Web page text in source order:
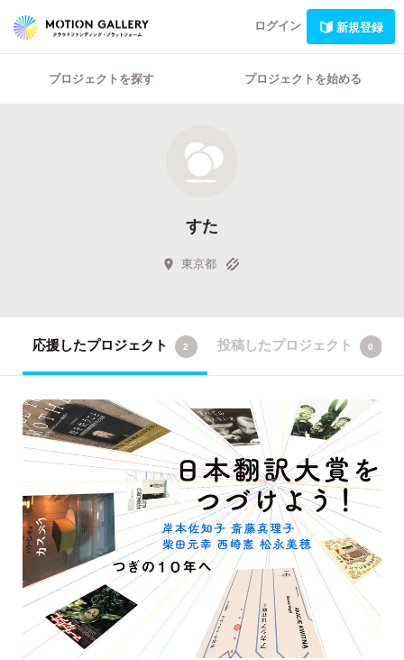
ログイン 新規登録
プロジェクトを探す プロジェクトを始める
すた
東京都
応援したプロジェクト 2 投稿したプロジェクト 0